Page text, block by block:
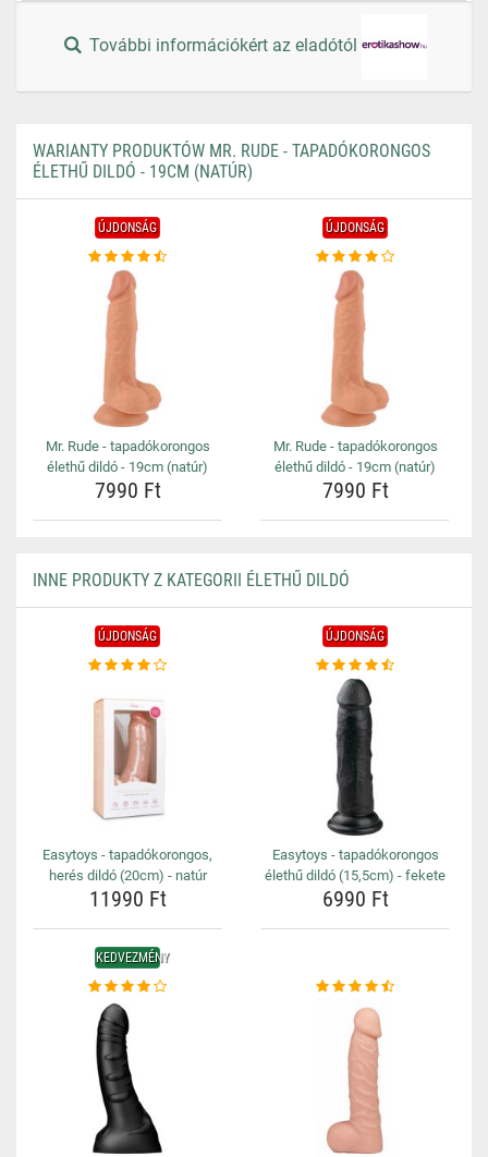
További információkért az eladótól
WARIANTY PRODUKTÓW MR. RUDE - TAPADÓKORONGOS
ÉLETHŰ DILDÓ - 19CM (NATÚR)
ÚJDONSÁG
Mr. Rude - tapadókorongos
élethű dildó - 19cm (natúr)
7990 Ft
ÚJDONSÁG
Mr. Rude - tapadókorongos
élethű dildó - 19cm (natúr)
7990 Ft
INNE PRODUKTY Z KATEGORII ÉLETHŰ DILDÓ
ÚJDONSÁG
Easytoys - tapadókorongos,
herés dildó (20cm) - natúr
11990 Ft
ÚJDONSÁG
Easytoys - tapadókorongos
élethű dildó (15,5cm) - fekete
6990 Ft
KEDVEZMÉNY